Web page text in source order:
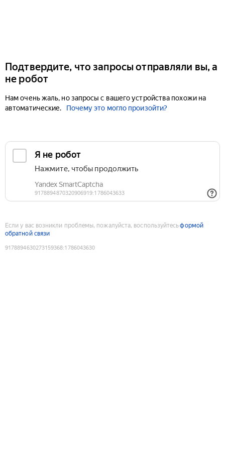
Подтвердите, что запросы отправляли вы, а
не робот
Нам очень жаль, но запросы с вашего устройства похожи на
автоматические.
Почему это могло произойти?
Если у вас возникли проблемы, пожалуйста, воспользуйтесьформой
обратной связи
9178894630273159368:1786043630